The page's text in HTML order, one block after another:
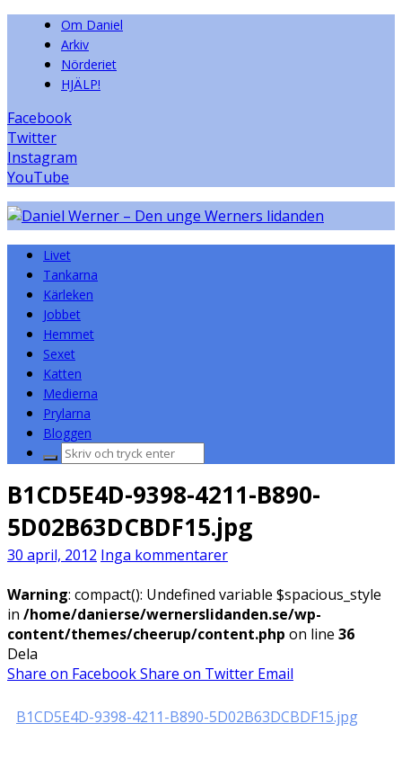
Om Daniel
Arkiv
Nörderiet
HJÄLP!
Facebook
Twitter
Instagram
YouTube
Livet
Tankarna
Kärleken
Jobbet
Hemmet
Sexet
Katten
Medierna
Prylarna
Bloggen
Sök
B1CD5E4D-9398-4211-B890-
5D02B63DCBDF15.jpg
30 april, 2012 Inga kommentarer
Warning: compact(): Undefined variable $spacious_style
in /home/danierse/wernerslidanden.se/wp-
content/themes/cheerup/content.php on line 36
Dela
Share on FacebookShare on Twitter Email
B1CD5E4D-9398-4211-B890-5D02B63DCBDF15.jpg